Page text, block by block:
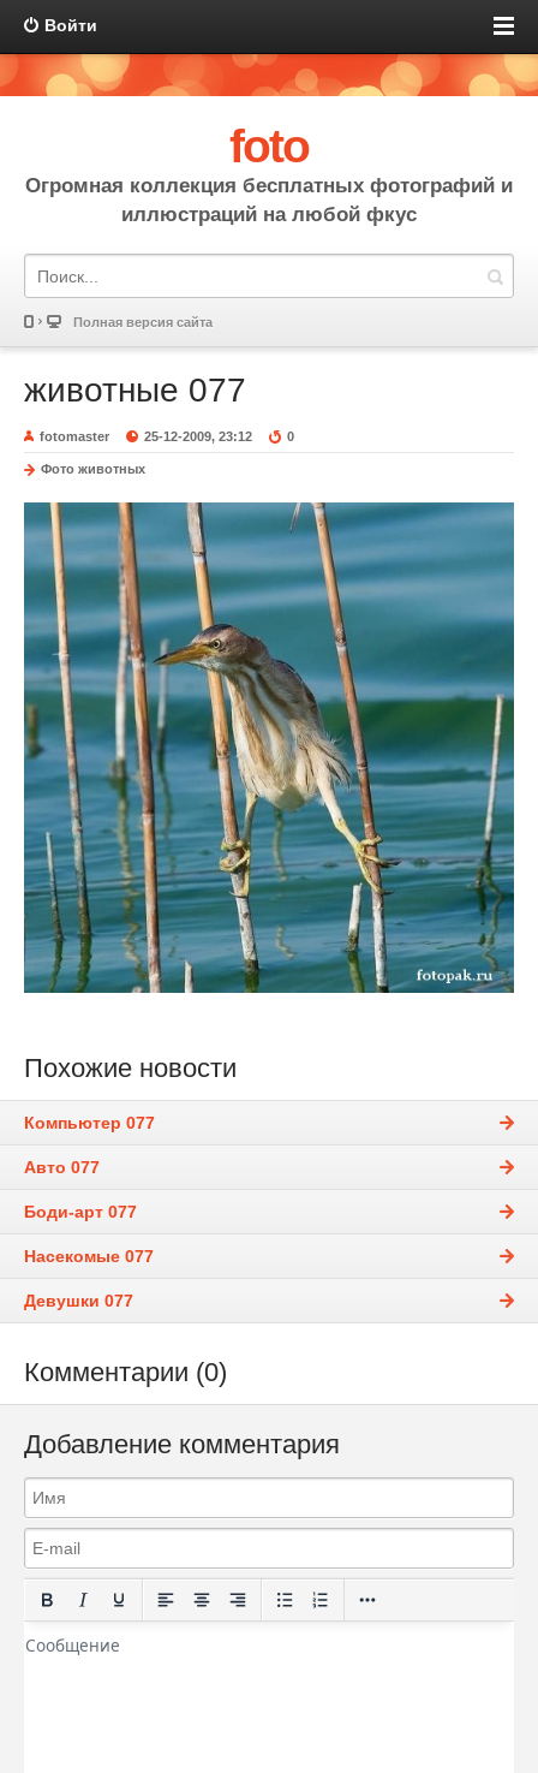
Войти
foto
Огромная коллекция бесплатных фотографий и
иллюстраций на любой фкус
Полная версия сайта
животные 077
fotomaster 25-12-2009, 23:12 0
Фото животных
Похожие новости
Компьютер 077
Авто 077
Боди-арт 077
Насекомые 077
Девушки 077
Комментарии (0)
Добавление комментария